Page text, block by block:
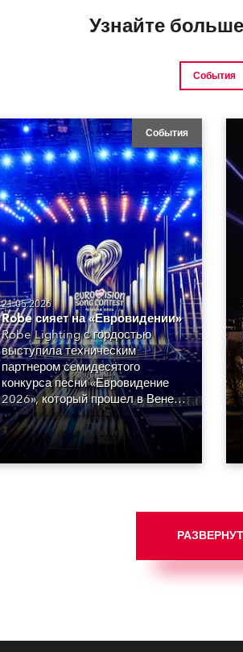
Узнайте
События
События
21.05.2026
Robe сияет на «Евровидении»
Robe Lighting с гордостью
выступила техническим
партнером семидесятого
конкурса песни «Евровидение
2026», который прошел в Вене в
атмосфере блеска, гламура,
энергии, сияния, а также
высочайшего уровня
продакшена.